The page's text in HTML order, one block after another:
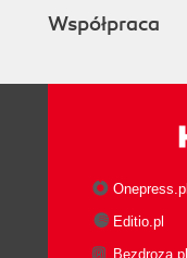
Współpraca
Onepress.pl
Editio.pl
Bezdroza.pl